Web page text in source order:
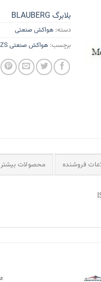
بلابرگ BLAUBERG
دسته: هواکش صنعتی
برچسب: هواکش صنعتی ISO-ZS بلابرگ مدل ISO-ZS 250 6E
فروشنده محصولات بیشتر